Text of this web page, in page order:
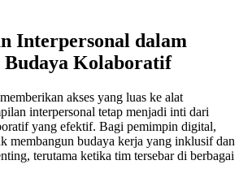
Interpersonal dalam
Budaya Kolaboratif
akses yang luas ke alat
interpersonal tetap menjadi inti dari
yang efektif. Bagi pemimpin digital,
membangun budaya kerja yang inklusif dan
terutama ketika tim tersebar di berbagai